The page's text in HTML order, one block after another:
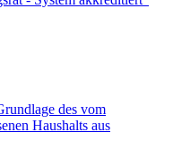
des vom
Haushalts aus